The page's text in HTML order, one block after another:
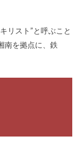
リスト”と呼ぶこと
南を拠点に、鉄